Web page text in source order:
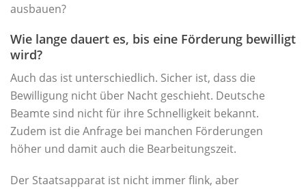
ausbauen?
Wie lange dauert es, bis eine Förderung bewilligt
wird?
Auch das ist unterschiedlich. Sicher ist, dass die
Bewilligung nicht über Nacht geschieht. Deutsche
Beamte sind nicht für ihre Schnelligkeit bekannt.
Zudem ist die Anfrage bei manchen Förderungen
höher und damit auch die Bearbeitungszeit.
Der Staatsapparat ist nicht immer flink, aber